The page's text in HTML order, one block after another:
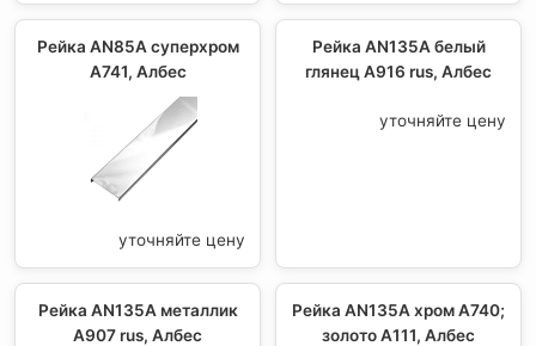
Рейка AN85A суперхром
А741, Албес
уточняйте цену
Рейка AN135A белый
глянец А916 rus, Албес
уточняйте цену
Рейка AN135A металлик
A907 rus, Албес
Рейка AN135A хром А740;
золото А111, Албес